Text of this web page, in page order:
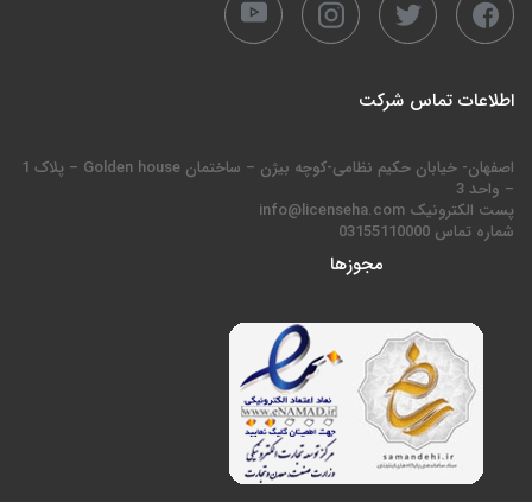
اطلاعات تماس شرکت
اصفهان- خیابان حکیم نظامی-کوچه بیژن – ساختمان Golden house – پلاک 1
– واحد 3
پست الکترونیک info@licenseha.com
شماره تماس 03155110000
مجوزها